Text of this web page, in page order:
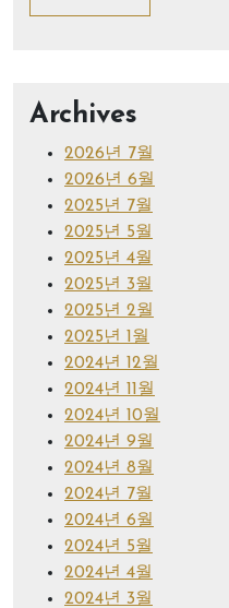
Archives
2026년 7월
2026년 6월
2025년 7월
2025년 5월
2025년 4월
2025년 3월
2025년 2월
2025년 1월
2024년 12월
2024년 11월
2024년 10월
2024년 9월
2024년 8월
2024년 7월
2024년 6월
2024년 5월
2024년 4월
2024년 3월